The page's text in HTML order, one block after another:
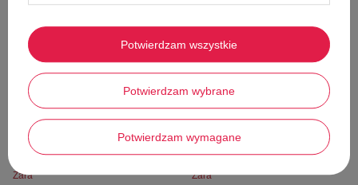
W PROMOCJI
Spódnica damska Zara midi prosta
beżowa bawełniana z lampasami r.
Zara
W PROMOCJI
Spódnica damska Zara midi lniana
zielona w grochy z rozcięciem
Zara
Potwierdzam wybrane
Potwierdzam wymagane
Potwierdzam wszystkie